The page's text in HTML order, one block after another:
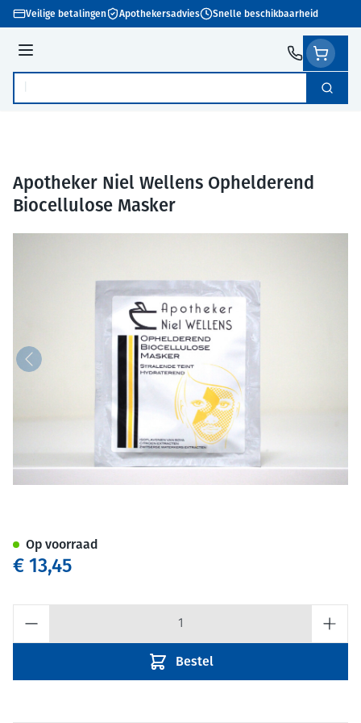
Ga naar de inhoud
Veilige betalingen Apothekersadvies Snelle beschikbaarheid
Menu
Product, merk, categorie... Zoek
Apotheker Niel Wellens Ophelderend
Biocellulose Masker
€ 13,45
Bestel
Op voorraad